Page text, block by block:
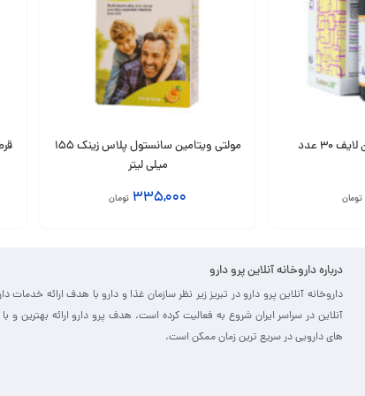
30 عدد
تومان
مولتی ویتامین سانستول پلاس زینک 155
میلی لیتر
335,000 تومان
درباره داروخانه آنلاین پرو دارو
داروخانه آنلاین پرو دارو در تبریز زیر نظر سازمان غذا و دارو با هدف ارائه خدمات
آنلاین در سراسر ایران شروع به فعالیت کرده است. هدف پرو دارو ارائه بهترین و
های دارویی در سریع ترین زمان ممکن است.